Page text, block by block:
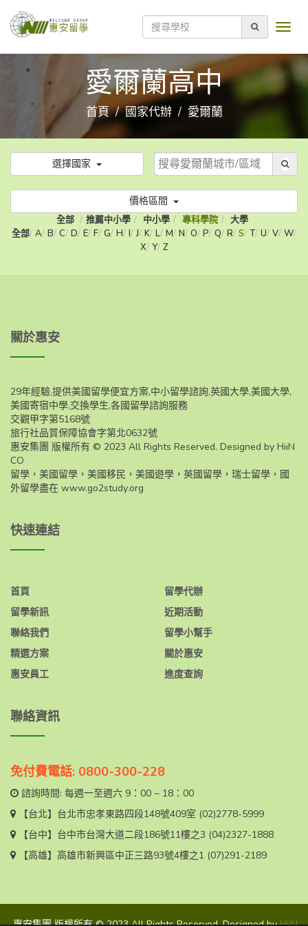
愛爾蘭高中
首頁 國家代辦 愛爾蘭
選擇國家
價格區間
全部 推薦中小學 中小學 專科學院
大學
全部 A B C D E F G H I J K L M N O P Q R S T U V W
X Y Z
關於惠安
29年經驗,提供美國留學便宜方案,中小留學諮詢,英國大學,美國大學,
美國寄宿中學,交換學生,各國留學諮詢服務
交觀甲字第5168號
旅行社品質保障協會字第北0632號
惠安集團 版權所有 © 2023 All Rights Reserved. Designed by HiiN
CO
留學，美國留學，美國移民，美國遊學，英國留學，瑞士留學，國
外留學盡在 www.go2study.org
快速連結
首頁
留學新訊
聯絡我們
精選方案
惠安員工
留學代辦
近期活動
留學小幫手
關於惠安
進度查詢
聯絡資訊
免付費電話: 0800-300-228
諮詢時間: 每週一至週六 9：00 ~ 18：00
【台北】 台北市忠孝東路四段148號409室 (02)2778-5999
【台中】 台中市台灣大道二段186號11樓之3 (04)2327-1888
【高雄】 高雄市新興區中正三路93號4樓之1 (07)291-2189